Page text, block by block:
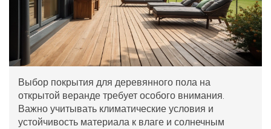
Выбор покрытия для деревянного пола на
открытой веранде требует особого внимания.
Важно учитывать климатические условия и
устойчивость материала к влаге и солнечным